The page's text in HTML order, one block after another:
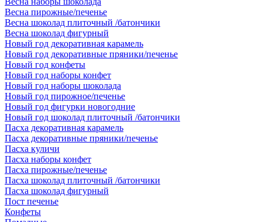
Весна пирожные/печенье
Весна шоколад плиточный /батончики
Весна шоколад фигурный
Новый год декоративная карамель
Новый год декоративные пряники/печенье
Новый год конфеты
Новый год наборы конфет
Новый год наборы шоколада
Новый год пирожное/печенье
Новый год фигурки новогодние
Новый год шоколад плиточный /батончики
Пасха декоративная карамель
Пасха декоративные пряники/печенье
Пасха куличи
Пасха наборы конфет
Пасха пирожные/печенье
Пасха шоколад плиточный /батончики
Пасха шоколад фигурный
Пост печенье
Конфеты